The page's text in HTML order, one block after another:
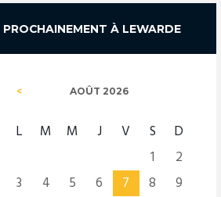
PROCHAINEMENT À LEWARDE
AOÛT 2026
L M M J V S
D
1
2
3
4 5 6 7 8
9